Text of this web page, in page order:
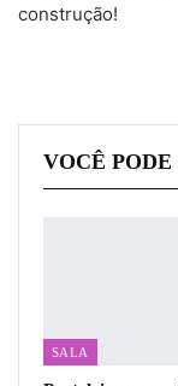
construção!
VOCÊ
SALA